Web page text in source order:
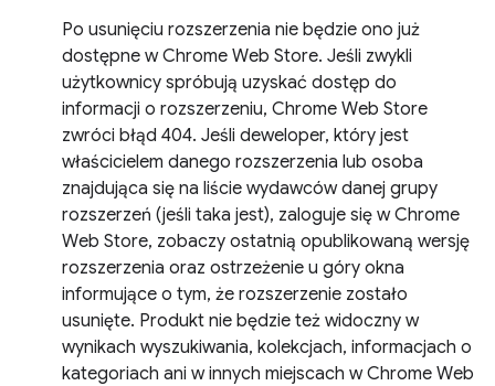
Po usunięciu rozszerzenia nie będzie ono już
dostępne w Chrome Web Store. Jeśli zwykli
użytkownicy spróbują uzyskać dostęp do
informacji o rozszerzeniu, Chrome Web Store
zwróci błąd 404. Jeśli deweloper, który jest
właścicielem danego rozszerzenia lub osoba
znajdująca się na liście wydawców danej grupy
rozszerzeń (jeśli taka jest), zaloguje się w Chrome
Web Store, zobaczy ostatnią opublikowaną wersję
rozszerzenia oraz ostrzeżenie u góry okna
informujące o tym, że rozszerzenie zostało
usunięte. Produkt nie będzie też widoczny w
wynikach wyszukiwania, kolekcjach, informacjach o
kategoriach ani w innych miejscach w Chrome Web